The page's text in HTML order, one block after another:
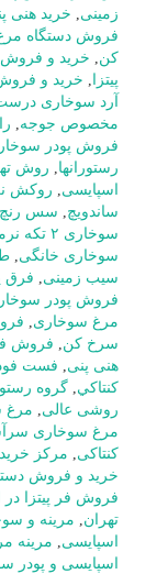
زمینی, خرید هنی
فروش دستگاه
کن, خرید و
پیتزا , خرید و فروش
آرد سوخاری
مخصوص جوجه,
فروش پودر
رستورانها, روش
اسپایسی, روکش
ساندویچ, سس رنچ
سوخاری ۲ تکه نرمال
سوخاری خانگی,
سیب زمینی, فرق
فروش پودر
مرغ سوخاری,
سرخ کن, فروش فر
هنی پنی, فست
كنتاكي, گروه
روشی عالی, مرغ سوخاری
مرغ سوخاری
کنتاکی, مرکز
خرید و فروش
فروش فر پیتزا در
تهران, مرينه و
اسپایسی, مرینه
اسپایسی و پودر